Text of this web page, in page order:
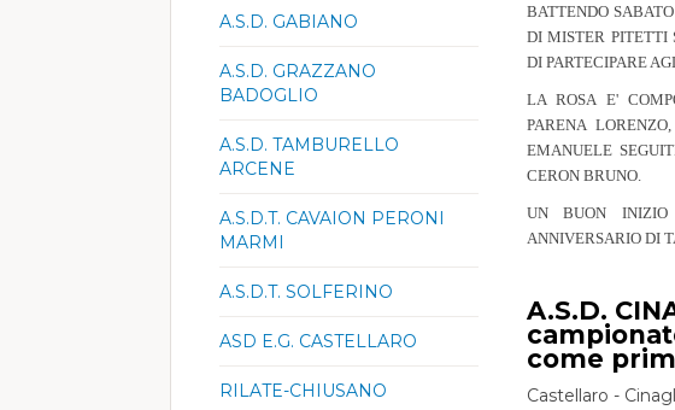
BATTENDO
DI MISTER PITETTI
DI PARTECIPARE
LA ROSA E'
PARENA
EMANUELE
CERON BRUNO.
UN BUON INIZIO
ANNIVERSARIO DI
A.S.D.
come
Castellaro -
A.S.D. GABIANO
A.S.D. GRAZZANO
BADOGLIO
A.S.D. TAMBURELLO
ARCENE
A.S.D.T. CAVAION PERONI
MARMI
A.S.D.T. SOLFERINO
ASD E.G. CASTELLARO
RILATE-CHIUSANO